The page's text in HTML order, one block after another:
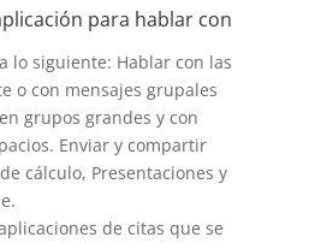
para hablar con
lo siguiente: Hablar con las
o con mensajes grupales
grupos grandes y con
Enviar y compartir
cálculo, Presentaciones y
de citas que se